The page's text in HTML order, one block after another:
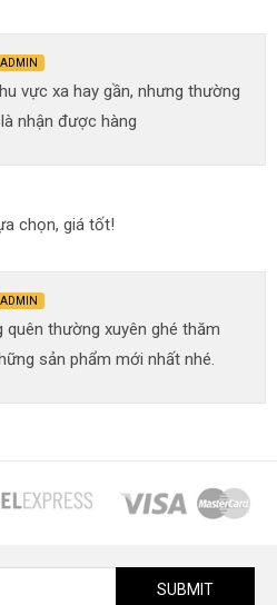
ADMIN
vực xa hay gần, nhưng thường
nhận được hàng
chọn, giá tốt!
ADMIN
quên thường xuyên ghé thăm
sản phẩm mới nhất nhé.
SUBMIT